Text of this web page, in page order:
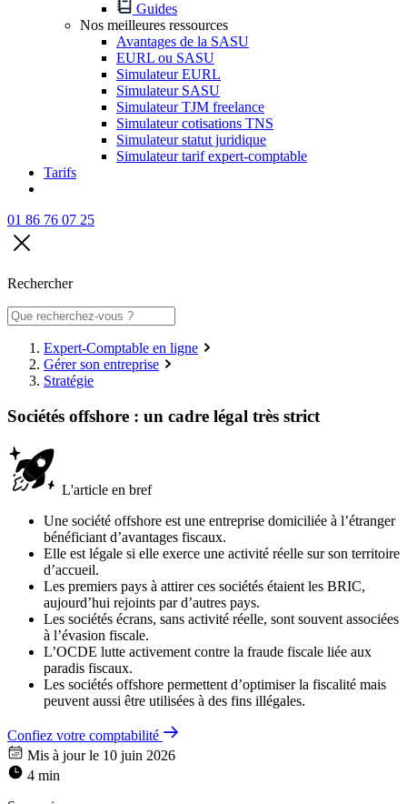
Guides
Nos meilleures ressources
Avantages de la SASU
EURL ou SASU
Simulateur EURL
Simulateur SASU
Simulateur TJM freelance
Simulateur cotisations TNS
Simulateur statut juridique
Simulateur tarif expert-comptable
Tarifs
01 86 76 07 25
Rechercher
Expert-Comptable en ligne
Gérer son entreprise
Stratégie
Sociétés offshore : un cadre légal très strict
L'article en bref
Une société offshore est une entreprise domiciliée à l’étranger
bénéficiant d’avantages fiscaux.
Elle est légale si elle exerce une activité réelle sur son territoire
d’accueil.
Les premiers pays à attirer ces sociétés étaient les BRIC,
aujourd’hui rejoints par d’autres pays.
Les sociétés écrans, sans activité réelle, sont souvent associées
à l’évasion fiscale.
L’OCDE lutte activement contre la fraude fiscale liée aux
paradis fiscaux.
Les sociétés offshore permettent d’optimiser la fiscalité mais
peuvent aussi être utilisées à des fins illégales.
Confiez votre comptabilité
Mis à jour le 10 juin 2026
4 min